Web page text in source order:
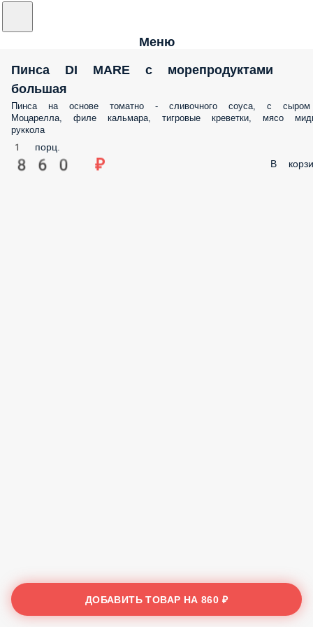
Меню
Пинса DI MARE с морепродуктами
большая
Пинса на основе томатно - сливочного соуса, с сыром
Моцарелла, филе кальмара, тигровые креветки, мясо
руккола
1 порц.
860 ₽ В
ДОБАВИТЬ ТОВАР НА860 ₽